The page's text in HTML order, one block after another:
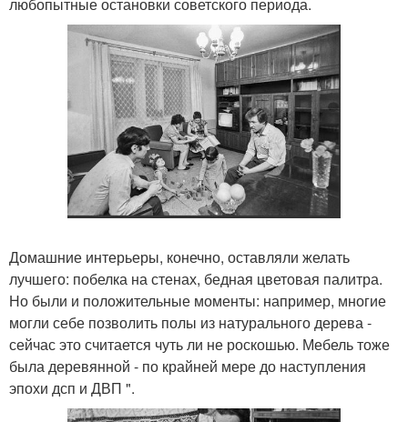
любопытные остановки советского периода.
Домашние интерьеры, конечно, оставляли желать
лучшего: побелка на стенах, бедная цветовая палитра.
Но были и положительные моменты: например, многие
могли себе позволить полы из натурального дерева -
сейчас это считается чуть ли не роскошью. Мебель тоже
была деревянной - по крайней мере до наступления
эпохи дсп и ДВП ".